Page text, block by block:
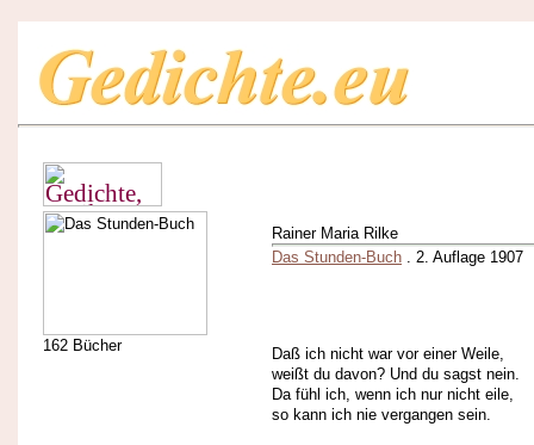
162 Bücher
Rainer Maria Rilke
Das Stunden-Buch . 2. Auflage 1907
Daß ich nicht war vor einer Weile,
weißt du davon? Und du sagst nein.
Da fühl ich, wenn ich nur nicht eile,
so kann ich nie vergangen sein.